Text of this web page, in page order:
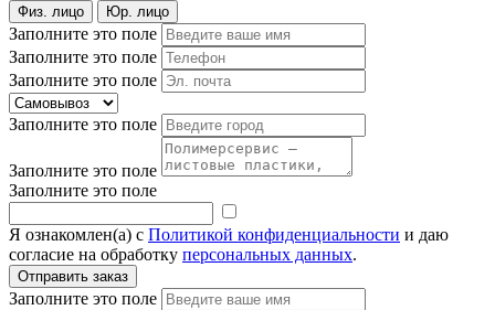
Физ. лицо Юр. лицо
Заполните это поле
Заполните это поле
Заполните это поле
Заполните это поле
Заполните это поле
Заполните это поле
Я ознакомлен(а) с Политикой конфиденциальности и даю
согласие на обработку персональных данных.
Заполните это поле